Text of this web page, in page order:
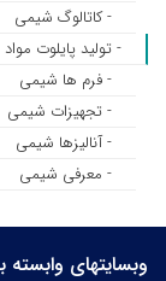
- کاتالوگ شیمی
- تولید پایلوت
- فرم ها شیمی
- تجهیزات شیمی
- آنالیزها شیمی
- معرفی شیمی
وبسایتهای